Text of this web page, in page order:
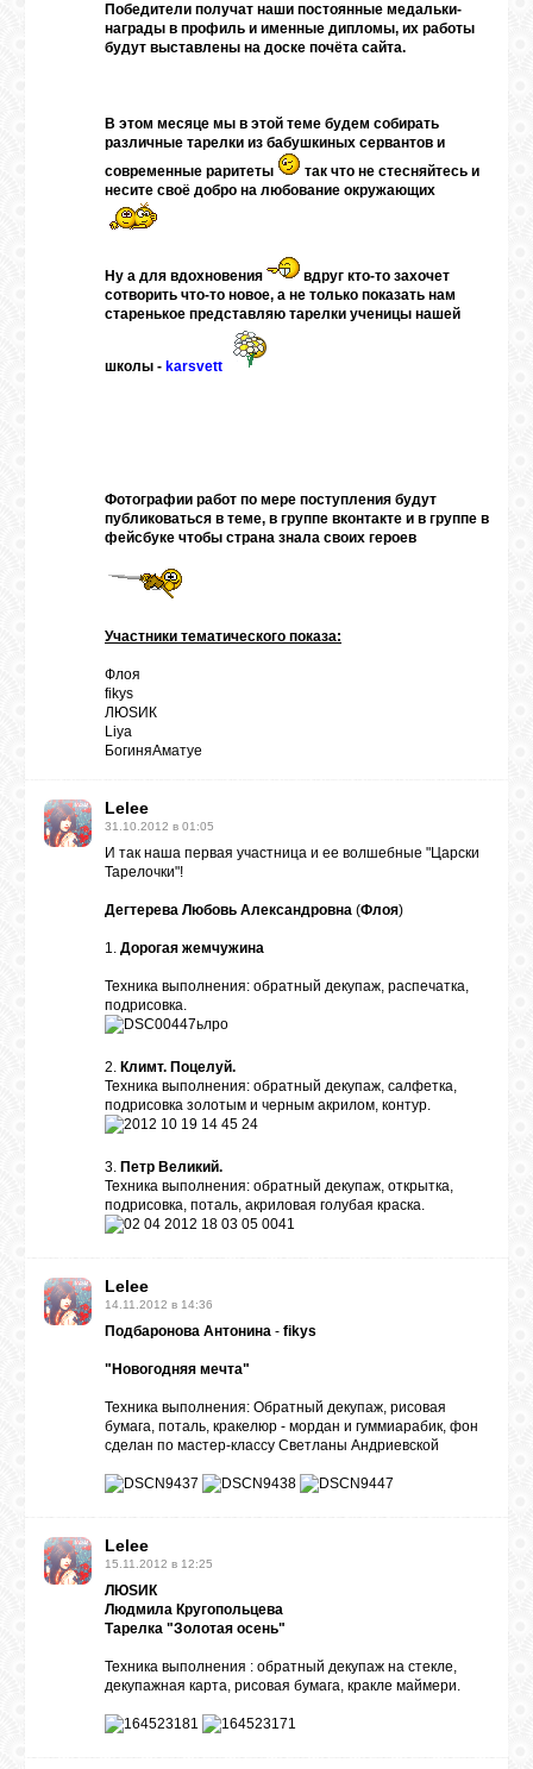
Победители получат наши постоянные медальки-
награды в профиль и именные дипломы, их работы
будут выставлены на доске почёта сайта.
В этом месяце мы в этой теме будем собирать
различные тарелки из бабушкиных сервантов и
современные раритеты
так что не стесняйтесь и
несите своё добро на любование окружающих
Ну а для вдохновения
вдруг кто-то захочет
сотворить что-то новое, а не только показать нам
старенькое представляю тарелки ученицы нашей
школы - karsvett
Фотографии работ по мере поступления будут
публиковаться в теме, в группе вконтакте и в группе в
фейсбуке чтобы страна знала своих героев
Участники тематического показа:
Флоя
fikys
ЛЮSИК
Liya
БогиняАматуе
Lelee
31.10.2012 в 01:05
И так наша первая участница и ее волшебные "Царски
Тарелочки"!
Дегтерева Любовь Александровна (Флоя)
1. Дорогая жемчужина
Техника выполнения: обратный декупаж, распечатка,
подрисовка.
2. Климт. Поцелуй.
Техника выполнения: обратный декупаж, салфетка,
подрисовка золотым и черным акрилом, контур.
3. Петр Великий.
Техника выполнения: обратный декупаж, открытка,
подрисовка, поталь, акриловая голубая краска.
Lelee
14.11.2012 в 14:36
Подбаронова Антонина - fikys
"Новогодняя мечта"
Техника выполнения: Обратный декупаж, рисовая
бумага, поталь, кракелюр - мордан и гуммиарабик, фон
сделан по мастер-классу Светланы Андриевской
Lelee
15.11.2012 в 12:25
ЛЮSИК
Людмила Кругопольцева
Тарелка "Золотая осень"
Техника выполнения : обратный декупаж на стекле,
декупажная карта, рисовая бумага, кракле маймери.